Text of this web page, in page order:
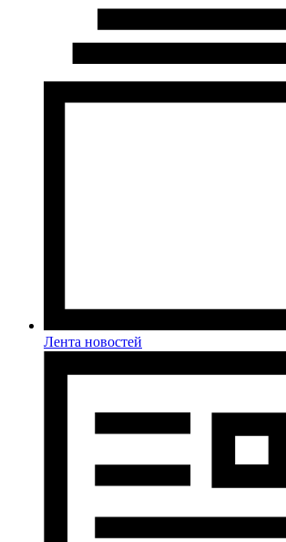
Лента новостей